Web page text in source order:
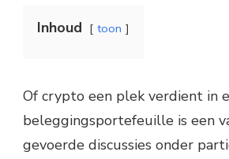
Inhoud toon
Of crypto een plek verdient in
beleggingsportefeuille is een
gevoerde discussies onder